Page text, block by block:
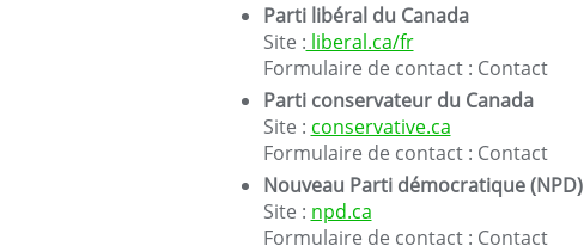
Parti libéral du Canada
Site : liberal.ca/fr
Formulaire de contact : Contact
Parti conservateur du Canada
Site : conservative.ca
Formulaire de contact : Contact
Nouveau Parti démocratique (NPD)
Site : npd.ca
Formulaire de contact : Contact